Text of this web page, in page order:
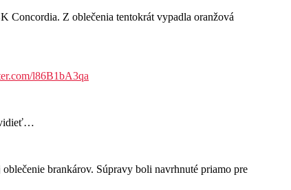
Z oblečenia tentokrát vypadla oranžová
l86B1bA3qa
vidieť…
brankárov. Súpravy boli navrhnuté priamo pre